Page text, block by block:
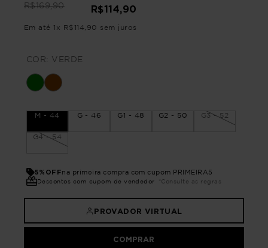
R$169,90 R$114,90
Em até 1 x R$ 114 90 sem juros
COR: VERDE
M - 44 G - 46 G1 - 48 G2 - 50 G3 - 52
G4 - 54
5%OFFna primeira compra com cupom PRIMEIRA5
Descontos com cupom de vendedor *Consulte as regras
PROVADOR VIRTUAL
COMPRAR